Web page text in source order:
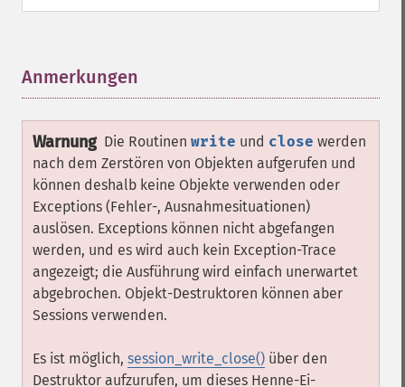
Anmerkungen
Warnung Die Routinen write und close werden
nach dem Zerstören von Objekten aufgerufen und
können deshalb keine Objekte verwenden oder
Exceptions (Fehler-, Ausnahmesituationen)
auslösen. Exceptions können nicht abgefangen
werden, und es wird auch kein Exception-Trace
angezeigt; die Ausführung wird einfach unerwartet
abgebrochen. Objekt-Destruktoren können aber
Sessions verwenden.
Es ist möglich, session_write_close() über den
Destruktor aufzurufen, um dieses Henne-Ei-